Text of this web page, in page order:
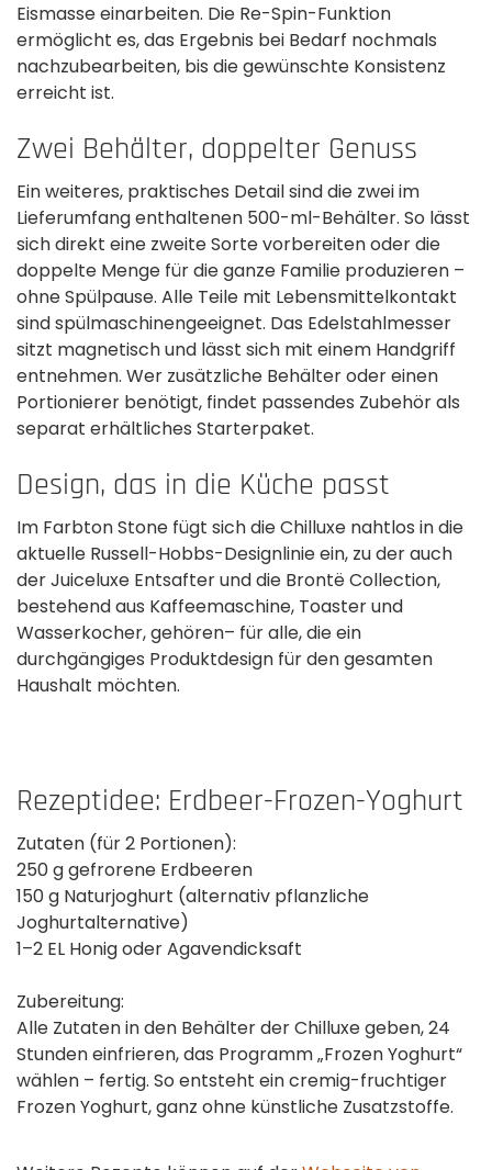
Eismasse einarbeiten. Die Re-Spin-Funktion
ermöglicht es, das Ergebnis bei Bedarf nochmals
nachzubearbeiten, bis die gewünschte Konsistenz
erreicht ist.
Zwei Behälter, doppelter Genuss
Ein weiteres, praktisches Detail sind die zwei im
Lieferumfang enthaltenen 500-ml-Behälter. So lässt
sich direkt eine zweite Sorte vorbereiten oder die
doppelte Menge für die ganze Familie produzieren –
ohne Spülpause. Alle Teile mit Lebensmittelkontakt
sind spülmaschinengeeignet. Das Edelstahlmesser
sitzt magnetisch und lässt sich mit einem Handgriff
entnehmen. Wer zusätzliche Behälter oder einen
Portionierer benötigt, findet passendes Zubehör als
separat erhältliches Starterpaket.
Design, das in die Küche passt
Im Farbton Stone fügt sich die Chilluxe nahtlos in die
aktuelle Russell-Hobbs-Designlinie ein, zu der auch
der Juiceluxe Entsafter und die Brontë Collection,
bestehend aus Kaffeemaschine, Toaster und
Wasserkocher, gehören– für alle, die ein
durchgängiges Produktdesign für den gesamten
Haushalt möchten.
Rezeptidee: Erdbeer-Frozen-Yoghurt
Zutaten (für 2 Portionen):
250 g gefrorene Erdbeeren
150 g Naturjoghurt (alternativ pflanzliche
Joghurtalternative)
1–2 EL Honig oder Agavendicksaft
Zubereitung:
Alle Zutaten in den Behälter der Chilluxe geben, 24
Stunden einfrieren, das Programm „Frozen Yoghurt“
wählen – fertig. So entsteht ein cremig-fruchtiger
Frozen Yoghurt, ganz ohne künstliche Zusatzstoffe.